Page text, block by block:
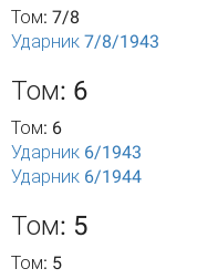
Том: 7/8
Ударник 7/8/1943
Том: 6
Том: 6
Ударник 6/1943
Ударник 6/1944
Том: 5
Том: 5